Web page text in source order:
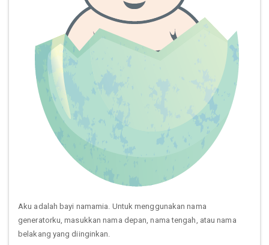
Aku adalah bayi namamia. Untuk menggunakan nama
generatorku, masukkan nama depan, nama tengah, atau nama
belakang yang diinginkan.